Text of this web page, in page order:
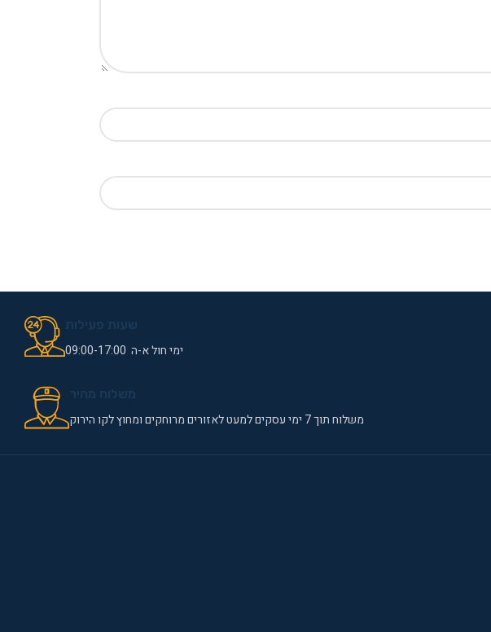
ימי חול א-ה 09:00-17:00
משלוח תוך 7 ימי עסקים למעט לאזורים מרוחקים ומחוץ לקו הירוק